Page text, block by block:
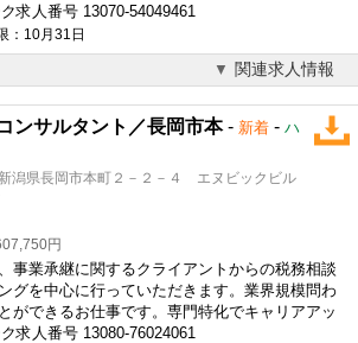
求人番号 13070-54049461
：10月31日
関連求人情報
ンサルタント／長岡市本- 新着 - ハ
潟県長岡市本町２－２－４ エヌビックビル
円
事業承継に関するクライアントからの税務相談
グを中心に行っていただきます。業界規模問わ
ができるお仕事です。専門特化でキャリアアッ
求人番号 13080-76024061